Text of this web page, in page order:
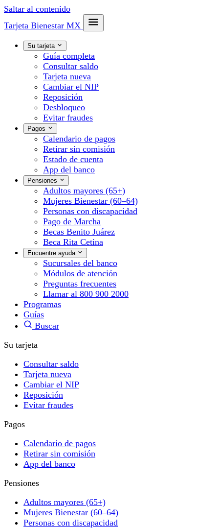
Saltar al contenido
Tarjeta Bienestar MX
Su tarjeta
Guía completa
Consultar saldo
Tarjeta nueva
Cambiar el NIP
Reposición
Desbloqueo
Evitar fraudes
Pagos
Calendario de pagos
Retirar sin comisión
Estado de cuenta
App del banco
Pensiones
Adultos mayores (65+)
Mujeres Bienestar (60–64)
Personas con discapacidad
Pago de Marcha
Becas Benito Juárez
Beca Rita Cetina
Encuentre ayuda
Sucursales del banco
Módulos de atención
Preguntas frecuentes
Llamar al 800 900 2000
Programas
Guías
Buscar
Su tarjeta
Consultar saldo
Tarjeta nueva
Cambiar el NIP
Reposición
Evitar fraudes
Pagos
Calendario de pagos
Retirar sin comisión
App del banco
Pensiones
Adultos mayores (65+)
Mujeres Bienestar (60–64)
Personas con discapacidad